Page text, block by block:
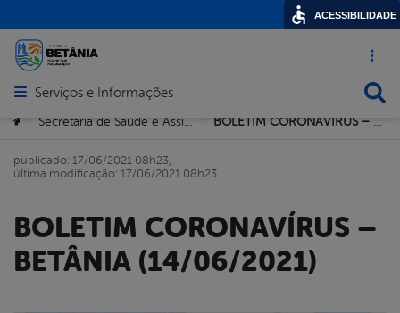
Acesso
Abrir menu principal de navegação
Serviços e Informações
Você está aqui:
> >
BOLETIM CORONAVÍRUS –
BETÂNIA (14/06/2021)
publicado: 17/06/2021 08h23,
última modificação: 17/06/2021 08h23
ACESSIBILIDADE